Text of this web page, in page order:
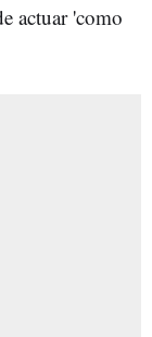
actuar 'como